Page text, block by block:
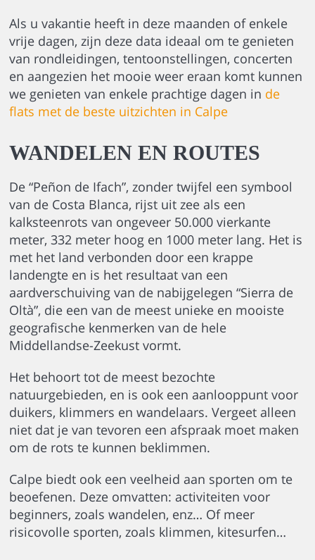
Als u vakantie heeft in deze maanden of enkele
vrije dagen, zijn deze data ideaal om te genieten
van rondleidingen, tentoonstellingen, concerten
en aangezien het mooie weer eraan komt kunnen
we genieten van enkele prachtige dagen in de
flats met de beste uitzichten in Calpe
WANDELEN EN ROUTES
De “Peñon de Ifach”, zonder twijfel een symbool
van de Costa Blanca, rijst uit zee als een
kalksteenrots van ongeveer 50.000 vierkante
meter, 332 meter hoog en 1000 meter lang. Het is
met het land verbonden door een krappe
landengte en is het resultaat van een
aardverschuiving van de nabijgelegen “Sierra de
Oltà”, die een van de meest unieke en mooiste
geografische kenmerken van de hele
Middellandse-Zeekust vormt.
Het behoort tot de meest bezochte
natuurgebieden, en is ook een aanlooppunt voor
duikers, klimmers en wandelaars. Vergeet alleen
niet dat je van tevoren een afspraak moet maken
om de rots te kunnen beklimmen.
Calpe biedt ook een veelheid aan sporten om te
beoefenen. Deze omvatten: activiteiten voor
beginners, zoals wandelen, enz… Of meer
risicovolle sporten, zoals klimmen, kitesurfen…